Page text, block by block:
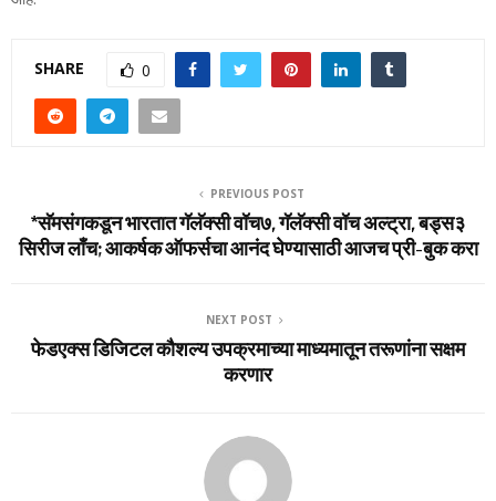
SHARE 0
PREVIOUS POST
*सॅमसंगकडून भारतात गॅलॅक्‍सी वॉच७, गॅलॅक्‍सी वॉच अल्‍ट्रा, बड्स३
सिरीज लाँच; आकर्षक ऑफर्सचा आनंद घेण्‍यासाठी आजच प्री-बुक करा
NEXT POST
फेडएक्स डिजिटल कौशल्‍य उपक्रमाच्‍या माध्‍यमातून तरूणांना सक्षम
करणार